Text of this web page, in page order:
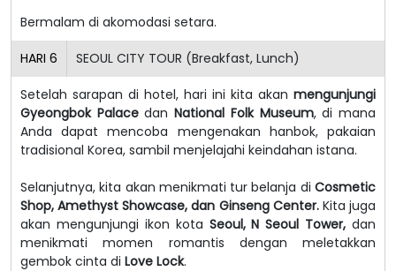
Bermalam di akomodasi setara.
HARI 6 SEOUL CITY TOUR (Breakfast, Lunch)
Setelah sarapan di hotel, hari ini kita akan mengunjungi
Gyeongbok PalacedanNational Folk Museum, di mana
Anda dapat mencoba mengenakan hanbok, pakaian
tradisional Korea, sambil menjelajahi keindahan istana.
Selanjutnya, kita akan menikmati tur belanja di Cosmetic
Shop, Amethyst Showcase, dan Ginseng Center.Kita juga
akan mengunjungi ikon kota Seoul, N Seoul Tower, dan
menikmati momen romantis dengan meletakkan
gembok cinta di Love Lock.